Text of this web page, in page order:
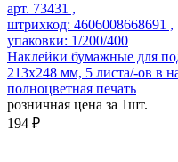
арт. 73431 ,
штрихкод: 4606008668691 ,
упаковки: 1/200/400
Наклейки бумажные для
213х248 мм, 5 листа/-ов в
полноцветная печать
розничная цена за 1шт.
194 ₽